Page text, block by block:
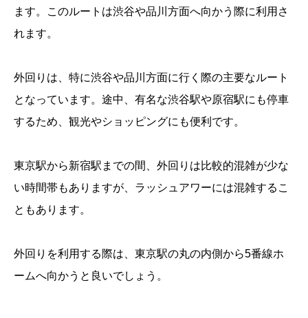
ます。このルートは渋谷や品川方面へ向かう際に利用さ
れます。
外回りは、特に渋谷や品川方面に行く際の主要なルート
となっています。途中、有名な渋谷駅や原宿駅にも停車
するため、観光やショッピングにも便利です。
東京駅から新宿駅までの間、外回りは比較的混雑が少な
い時間帯もありますが、ラッシュアワーには混雑するこ
ともあります。
外回りを利用する際は、東京駅の丸の内側から5番線ホ
ームへ向かうと良いでしょう。